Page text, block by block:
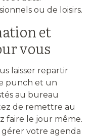
ou de loisirs.
et
vous
laisser repartir
punch et un
au bureau
de remettre au
faire le jour même.
votre agenda